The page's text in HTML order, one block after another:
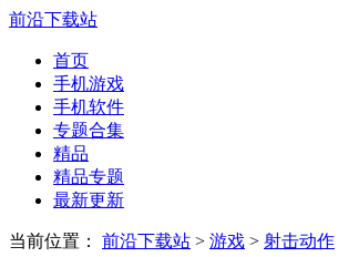
前沿下载站
首页
手机游戏
手机软件
专题合集
精品
精品专题
最新更新
当前位置： 前沿下载站 > 游戏 > 射击动作